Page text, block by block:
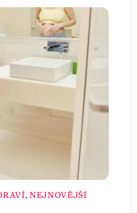
, NEJNOVĚJŠÍ